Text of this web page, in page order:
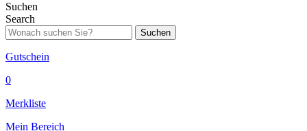
Suchen
Search
Suchen
Gutschein
0
Merkliste
Mein Bereich